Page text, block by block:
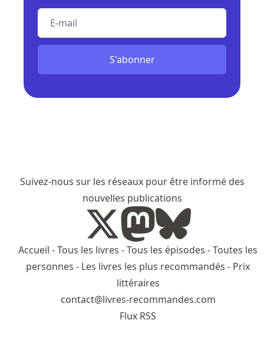
S'abonner
Suivez-nous sur les réseaux pour être informé des
nouvelles publications
Accueil -Tous les livres -Tous les épisodes -Toutes les
personnes - Les livres les plus recommandés - Prix
littéraires
contact@livres-recommandes.com
Flux RSS